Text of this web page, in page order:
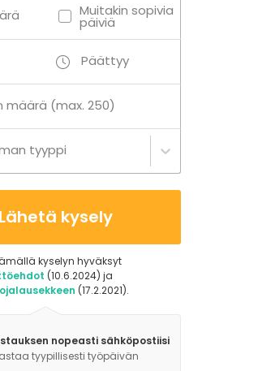
Muitakin sopivia
päiviä
Päättyy
määrä (max. 250)
tyyppi
Lähetä kysely
kyselyn hyväksyt
(10.6.2024) ja
(17.2.2021).
nopeasti sähköpostiisi
tyypillisesti työpäivän